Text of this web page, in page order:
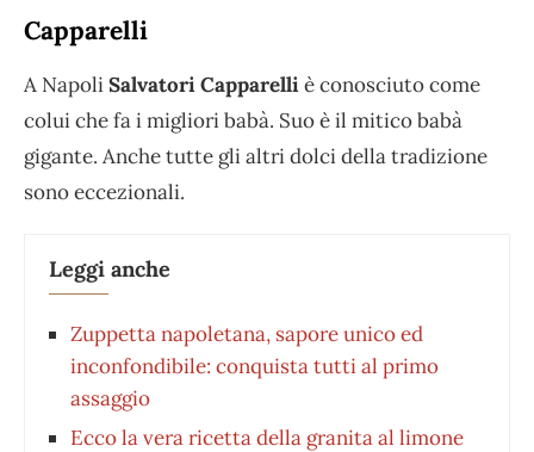
Capparelli
A NapoliSalvatori Capparelliè conosciuto come
colui che fa i migliori babà. Suo è il mitico babà
gigante. Anche tutte gli altri dolci della tradizione
sono eccezionali.
Leggi anche
Zuppetta napoletana, sapore unico ed
inconfondibile: conquista tutti al primo
assaggio
Ecco la vera ricetta della granita al limone